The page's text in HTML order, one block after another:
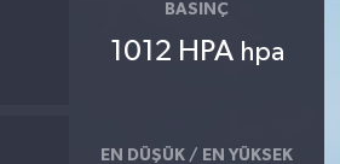
BASINÇ
1012 HPA hpa
EN DÜŞÜK / EN YÜKSEK